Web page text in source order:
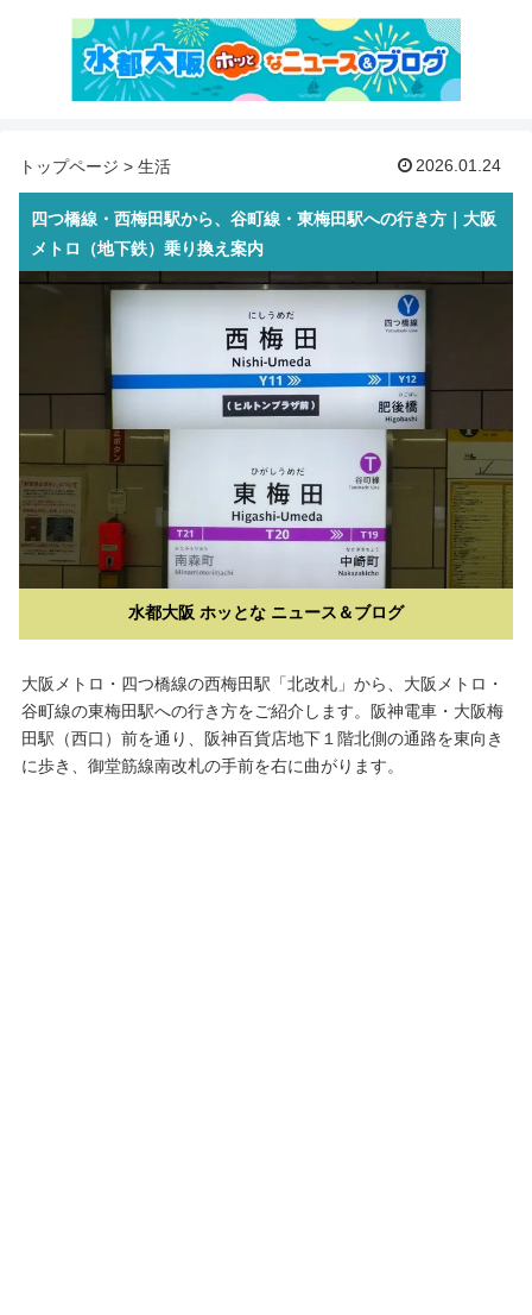
トップページ > 生活 2026.01.24
四つ橋線・西梅田駅から、谷町線・東梅田駅への行き方｜大阪
メトロ（地下鉄）乗り換え案内
水都大阪 ホッとな ニュース＆ブログ
大阪メトロ・四つ橋線の西梅田駅「北改札」から、大阪メトロ・
谷町線の東梅田駅への行き方をご紹介します。阪神電車・大阪梅
田駅（西口）前を通り、阪神百貨店地下１階北側の通路を東向き
に歩き、御堂筋線南改札の手前を右に曲がります。